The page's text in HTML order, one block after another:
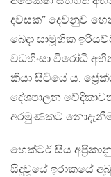
දවසක” දෙවනුව
බෙදා සාමූහික
වධහිංසා විරෝධී
කියා සිටියේ ය.
දේශපාලන
අරමුණකට
හෙක්ටර් සිය
සිදුවූයේ ඉරාකයේ